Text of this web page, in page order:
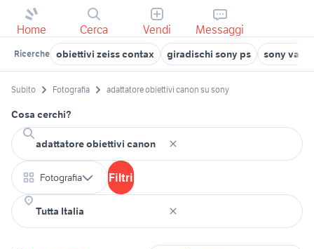
Home Cerca Vendi Messaggi
Ricerche obiettivi zeiss contax giradischi sony ps sony vaio
Subito Fotografia adattatore obiettivi canon su sony
Cosa cerchi?
Fotografia Filtri